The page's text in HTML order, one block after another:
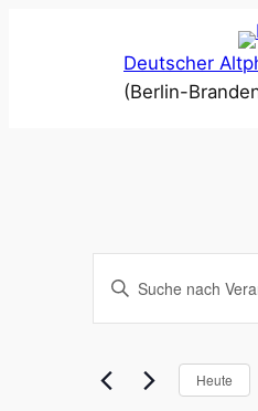
Deutscher
(Berlin-
Suche
und
Bitte
Suche
nach
Heute